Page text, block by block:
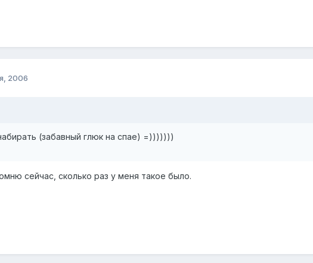
2006
(забавный глюк на спае) =)))))))
сейчас, сколько раз у меня такое было.